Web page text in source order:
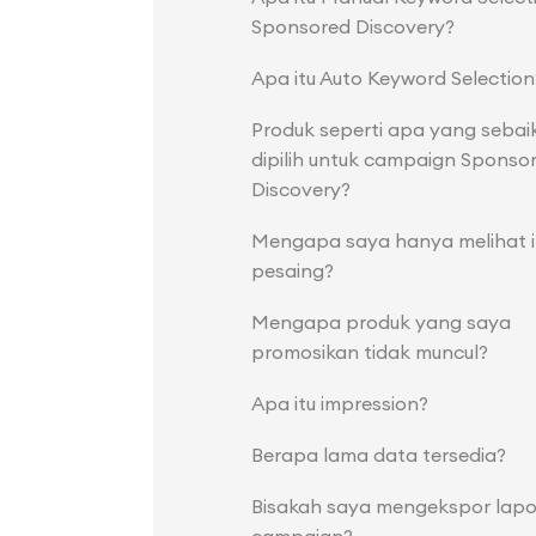
Sponsored Discovery?
Apa itu Auto Keyword
Produk seperti apa yang
dipilih untuk campaign
Discovery?
Mengapa saya hanya melihat
pesaing?
Mengapa produk yang saya
promosikan tidak muncul?
Apa itu impression?
Berapa lama data tersedia?
Bisakah saya mengekspor